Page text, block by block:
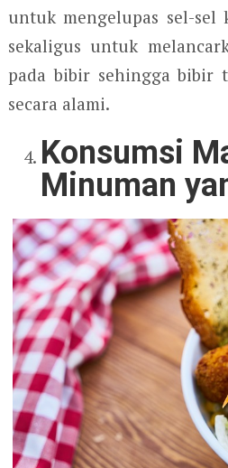
untuk mengelupas sel-
sekaligus untuk
pada bibir sehingga bibir
secara alami.
Konsumsi
Minuman